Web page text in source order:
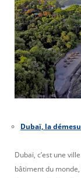
Dubaï, la
Dubaï, c’est une
bâtiment du